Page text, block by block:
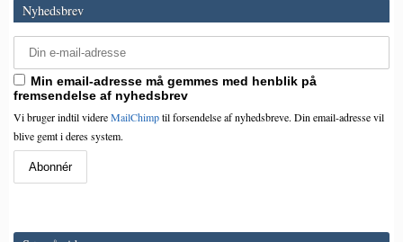
Nyhedsbrev
Min email-adresse må gemmes med henblik på
fremsendelse af nyhedsbrev
Vi bruger indtil videreMailChimptil forsendelse af nyhedsbreve. Din email-adresse vil
blive gemt i deres system.